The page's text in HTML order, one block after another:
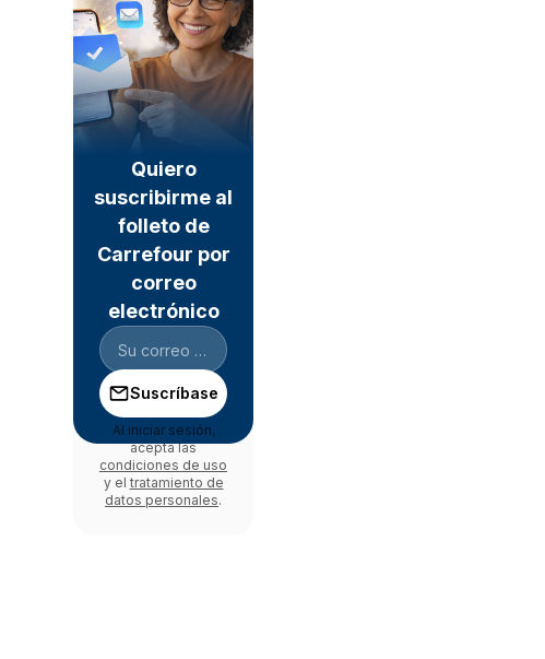
Quiero
suscribirme al
folleto de
Carrefour por
correo
electrónico
Suscríbase
Al iniciar sesión,
acepta las
condiciones de uso
y el tratamiento de
datos personales.